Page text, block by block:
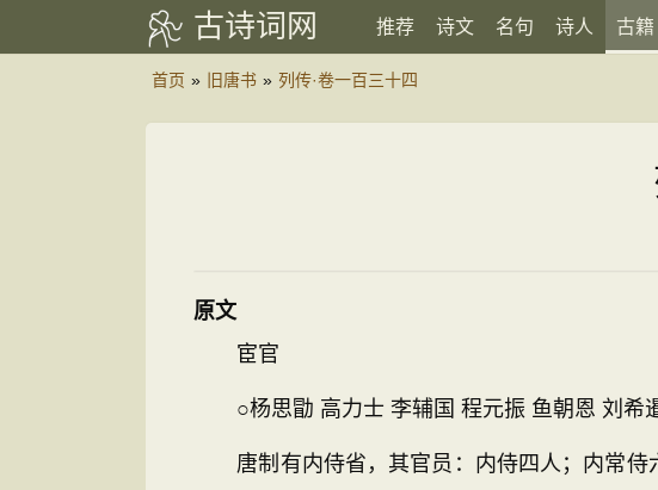
古诗词网 推荐 诗文 名句 诗人 古籍
首页 » 旧唐书 » 列传·卷一百三十四
原文
宦官
○杨思勖 高力士 李辅国 程元振 鱼朝恩 刘希
唐制有内侍省，其官员：内侍四人；内常侍